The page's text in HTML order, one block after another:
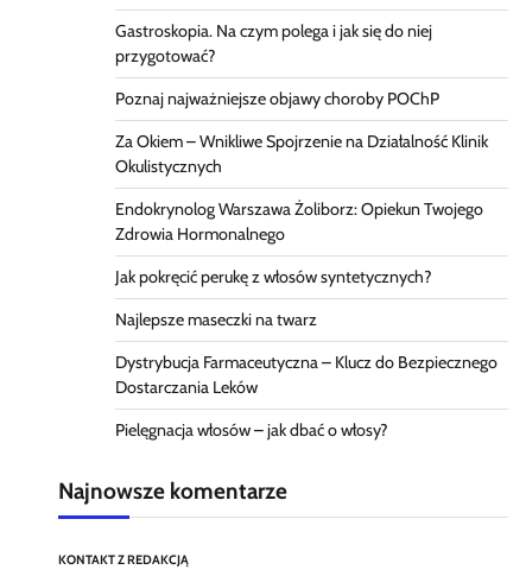
Gastroskopia. Na czym polega i jak się do niej
przygotować?
Poznaj najważniejsze objawy choroby POChP
Za Okiem – Wnikliwe Spojrzenie na Działalność Klinik
Okulistycznych
Endokrynolog Warszawa Żoliborz: Opiekun Twojego
Zdrowia Hormonalnego
Jak pokręcić perukę z włosów syntetycznych?
Najlepsze maseczki na twarz
Dystrybucja Farmaceutyczna – Klucz do Bezpiecznego
Dostarczania Leków
Pielęgnacja włosów – jak dbać o włosy?
Najnowsze komentarze
KONTAKT Z REDAKCJĄ